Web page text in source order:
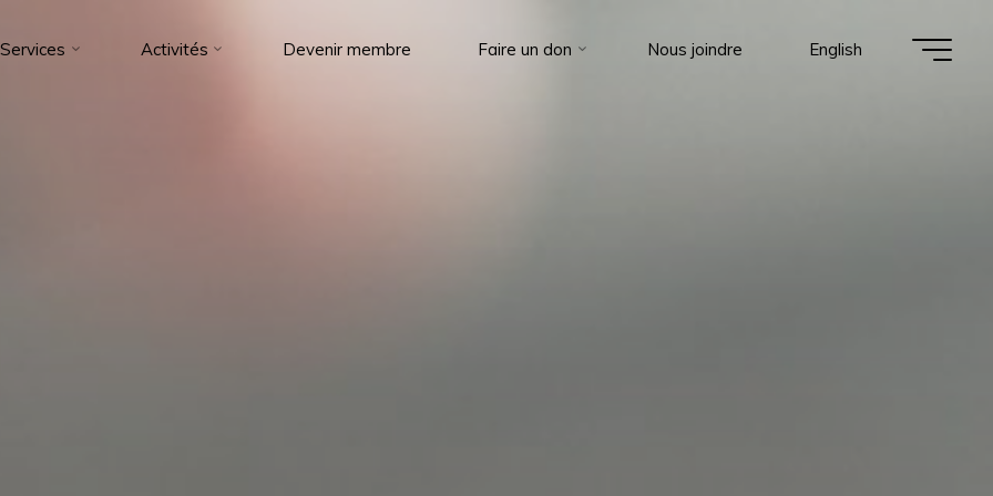
Services Activités Devenir membre Faire un don Nous joindre English